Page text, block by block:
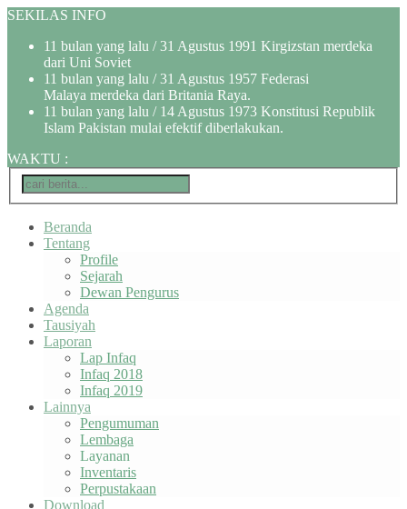
SEKILAS INFO
11 bulan yang lalu / 31 Agustus 1991 Kirgizstan merdeka
dari Uni Soviet
11 bulan yang lalu / 31 Agustus 1957 Federasi
Malaya merdeka dari Britania Raya.
11 bulan yang lalu / 14 Agustus 1973 Konstitusi Republik
Islam Pakistan mulai efektif diberlakukan.
WAKTU :
Beranda
Tentang
Profile
Sejarah
Dewan Pengurus
Agenda
Tausiyah
Laporan
Lap Infaq
Infaq 2018
Infaq 2019
Lainnya
Pengumuman
Lembaga
Layanan
Inventaris
Perpustakaan
Download